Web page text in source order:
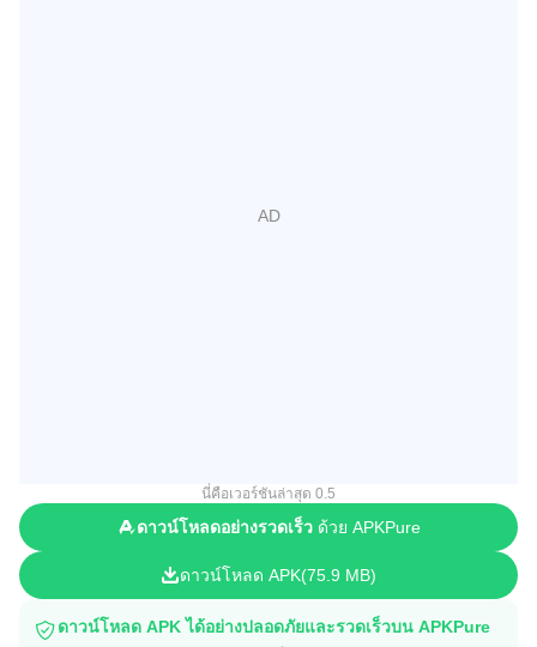
นี่คือเวอร์ชันล่าสุด 0.5
ดาวน์โหลดอย่างรวดเร็วด้วย APKPure
ดาวน์โหลด APK 75.9 MB
ดาวน์โหลด APK ได้อย่างปลอดภัยและรวดเร็วบน APKPure